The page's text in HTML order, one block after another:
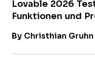
Lovable 2026
Funktionen und
By Christhian Gruhn